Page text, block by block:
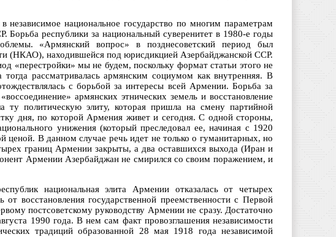
национальное государство по многим параметрам
Борьба республики за национальный суверенитет в 1980-е годы
«Армянский вопрос» в позднесоветский период был
(НКАО), находившейся под юрисдикцией Азербайджанской ССР.
«перестройки» мы не будем, поскольку формат статьи этого не
рассматривалась армянским социумом как внутренняя. В
с борьбой за интересы всей Армении. Борьба за
армянских этнических земель и восстановление
ту политическую элиту, которая пришла на смену партийной
дня, по которой Армения живет и сегодня. С одной стороны,
унижения (который преследовал ее, начиная с 1920
ценой. В данном случае речь идет не только о гуманитарных, но
границ Армении закрыты, а два оставшихся выхода (Иран и
Армении Азербайджан не смирился со своим поражением, и
национальная элита Армении отказалась от четырех
восстановления государственной преемственности с Первой
постсоветскому руководству Армении не сразу. Достаточно
1990 года. В нем сам факт провозглашения независимости
традиций образованной 28 мая 1918 года независимой